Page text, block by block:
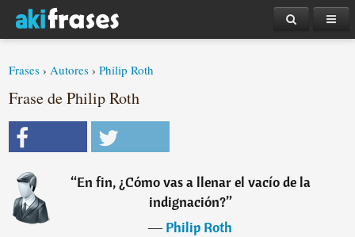
Frases ›Autores ›Philip Roth
Frase de Philip Roth
“En fin, ¿Cómo vas a llenar el vacío de la
indignación?”
―Philip Roth